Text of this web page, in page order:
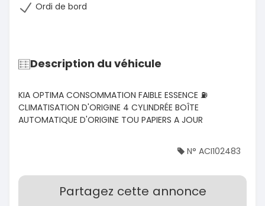
Ordi de bord
Description du véhicule
KIA OPTIMA CONSOMMATION FAIBLE ESSENCE ⛽️
CLIMATISATION D'ORIGINE 4 CYLINDRÉE BOÎTE
AUTOMATIQUE D'ORIGINE TOU PAPIERS A JOUR
N° ACI102483
Partagez cette annonce